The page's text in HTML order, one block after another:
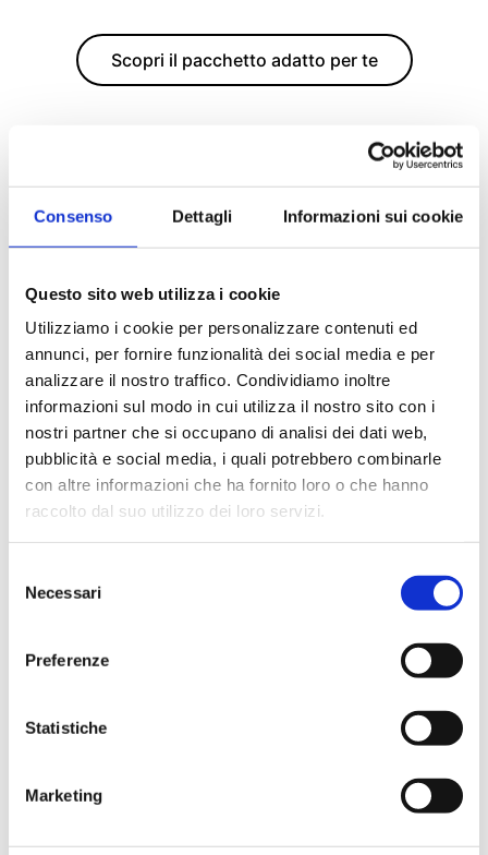
Consenso Dettagli Informazioni sui cookie
Questo sito web utilizza i cookie
Utilizziamo i cookie per personalizzare contenuti ed
annunci, per fornire funzionalità dei social media e per
analizzare il nostro traffico. Condividiamo inoltre
informazioni sul modo in cui utilizza il nostro sito con i
nostri partner che si occupano di analisi dei dati web,
pubblicità e social media, i quali potrebbero combinarle
con altre informazioni che ha fornito loro o che hanno
raccolto dal suo utilizzo dei loro servizi.
delNecessari
Preferenze
Statistiche
Marketing
Scopri il pacchetto adatto per te
Se il giorno del servizio i miei bambini sono
imbronciati
mentre i bambini si ambientano
Non forziamo nulla: tra scherzi, canzoncine e piccoli
giochi, il sorriso arriva sempre in modo naturale
Quella fascia che metti al bambino non è troppo
Assolutamente no. Le fasce newborn che utilizzo sono
morbide, sicure e create appositamente per la fotografia
neonatale. Avvolgono il neonato con delicatezza,